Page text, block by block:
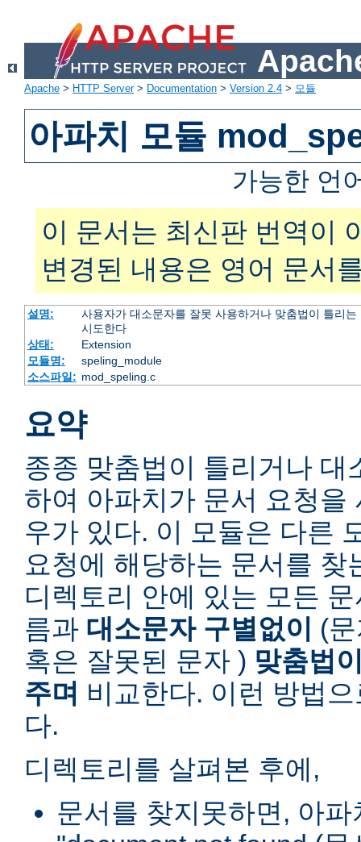
Apache > HTTP Server> Documentation > Version 2.4 > 모듈
아파치 모듈
가능한 언
이 문서는 최신판 번역이
변경된 내용은 영어 문서
설명:
사용자가 대소문자를 잘못 사용하거나 맞춤법이 틀리
시도한다
상태:
Extension
모듈명:
speling_module
소스파일: mod_speling.c
요약
종종 맞춤법이 틀리거나 대
하여 아파치가 문서 요청을
우가 있다. 이 모듈은 다른
요청에 해당하는 문서를 찾
디렉토리 안에 있는 모든
름과 대소문자 구별없이
(
혹은 잘못된 문자 ) 맞춤법
주며 비교한다. 이런 방법
다.
디렉토리를 살펴본 후에,
문서를 찾지못하면, 아